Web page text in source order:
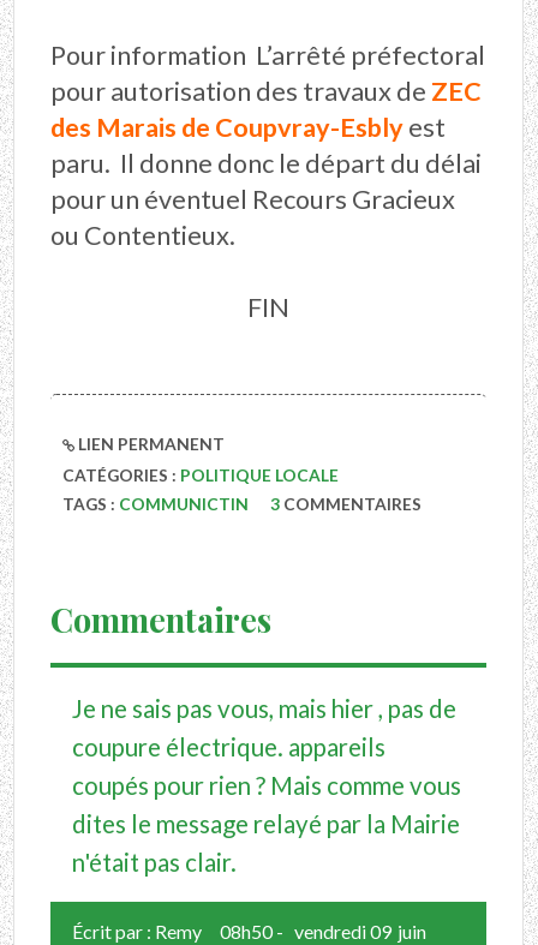
Pour information L’arrêté préfectoral
pour autorisation des travaux de ZEC
des Marais de Coupvray-Esblyest
paru. Il donne donc le départ du délai
pour un éventuel Recours Gracieux
ou Contentieux.
FIN
LIEN PERMANENT
CATÉGORIES : POLITIQUE LOCALE
TAGS : COMMUNICTIN 3 COMMENTAIRES
Commentaires
Je ne sais pas vous, mais hier , pas de
coupure électrique. appareils
coupés pour rien ? Mais comme vous
dites le message relayé par la Mairie
n'était pas clair.
Écrit par : Remy 08h50- vendredi 09 juin